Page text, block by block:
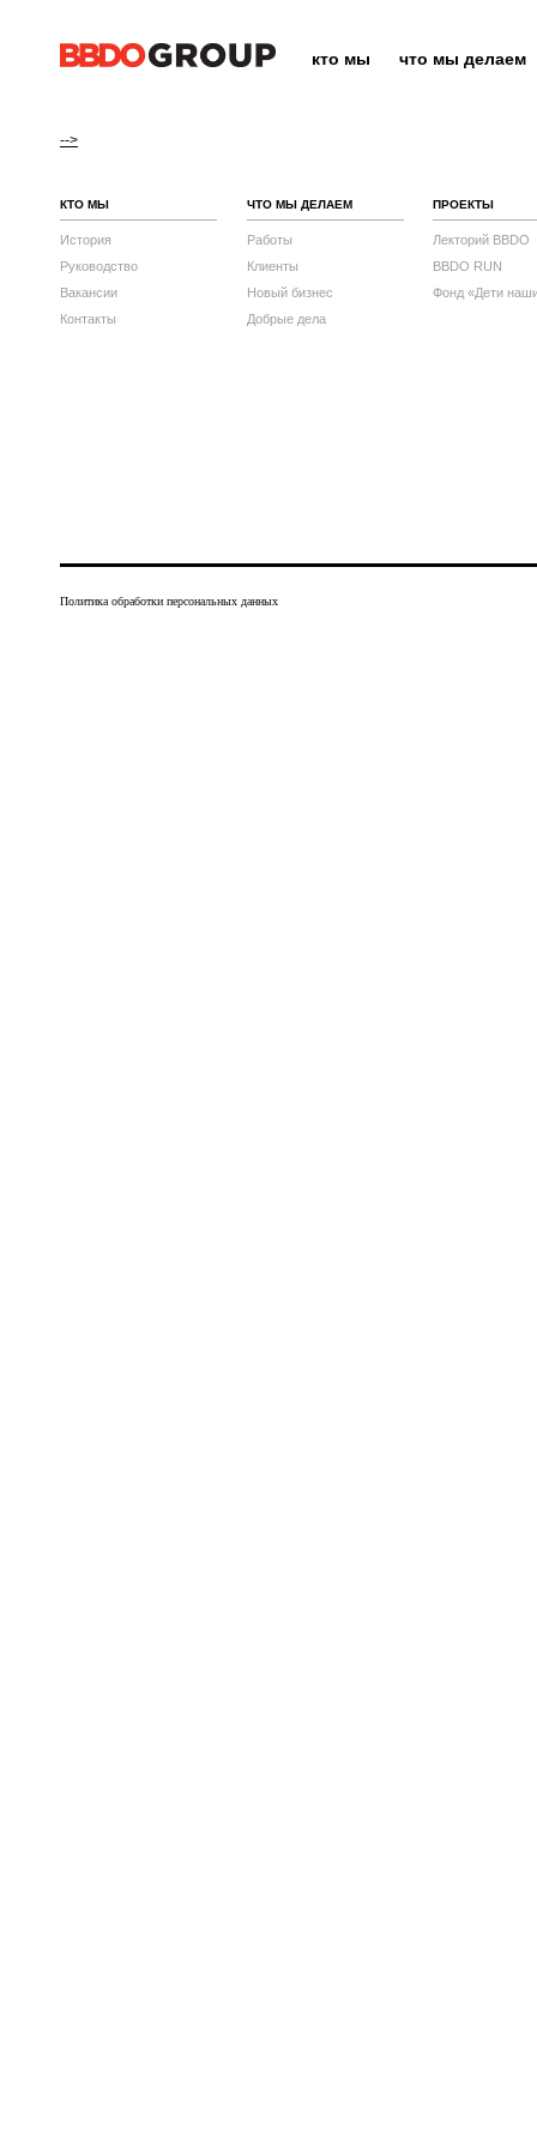
кто мы что мы делаем
-->
КТО МЫ
История
Руководство
Вакансии
Контакты
ЧТО МЫ ДЕЛАЕМ
Работы
Клиенты
Новый бизнес
Добрые дела
ПРОЕКТЫ
Лекторий BBDO
BBDO RUN
Фонд «Дети
Политика обработки персональных данных